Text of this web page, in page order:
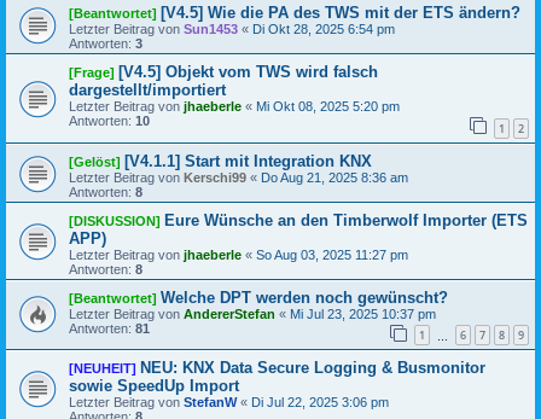
[Beantwortet] [V4.5] Wie die PA des TWS mit der ETS ändern?
Letzter Beitrag von Sun1453 « Di Okt 28, 2025 6:54 pm
Antworten: 3
[Frage] [V4.5] Objekt vom TWS wird falsch
dargestellt/importiert
Letzter Beitrag von jhaeberle « Mi Okt 08, 2025 5:20 pm
Antworten: 10 1 2
[Gelöst] [V4.1.1] Start mit Integration KNX
Letzter Beitrag von Kerschi99 « Do Aug 21, 2025 8:36 am
Antworten: 8
[DISKUSSION] Eure Wünsche an den Timberwolf Importer (ETS
APP)
Letzter Beitrag von jhaeberle « So Aug 03, 2025 11:27 pm
Antworten: 8
[Beantwortet] Welche DPT werden noch gewünscht?
Letzter Beitrag von AndererStefan « Mi Jul 23, 2025 10:37 pm
Antworten: 81 1 6 7 8 9
[NEUHEIT] NEU: KNX Data Secure Logging & Busmonitor
sowie SpeedUp Import
Letzter Beitrag von StefanW« Di Jul 22, 2025 3:06 pm